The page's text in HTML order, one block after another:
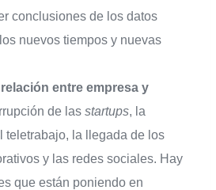
conclusiones de los datos
nuevos tiempos y nuevas
entre empresa y
de las startups, la
teletrabajo, la llegada de los
y las redes sociales. Hay
que están poniendo en